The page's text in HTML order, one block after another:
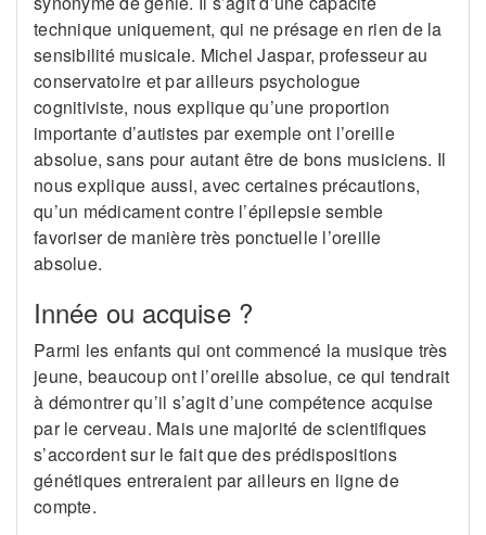
technique uniquement, qui ne présage en rien de la
sensibilité musicale. Michel Jaspar, professeur au
conservatoire et par ailleurs psychologue
cognitiviste, nous explique qu’une proportion
importante d’autistes par exemple ont l’oreille
absolue, sans pour autant être de bons musiciens. Il
nous explique aussi, avec certaines précautions,
qu’un médicament contre l’épilepsie semble
favoriser de manière très ponctuelle l’oreille
absolue.
Innée ou acquise ?
Parmi les enfants qui ont commencé la musique très
jeune, beaucoup ont l’oreille absolue, ce qui tendrait
à démontrer qu’il s’agit d’une compétence acquise
par le cerveau. Mais une majorité de scientifiques
s’accordent sur le fait que des prédispositions
génétiques entreraient par ailleurs en ligne de
compte.